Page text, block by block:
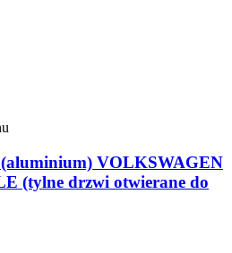
(aluminium) VOLKSWAGEN
(tylne drzwi otwierane do